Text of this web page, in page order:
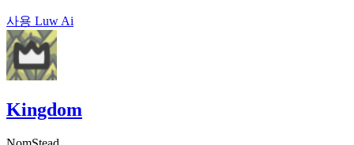
사용 Luw Ai
Kingdom